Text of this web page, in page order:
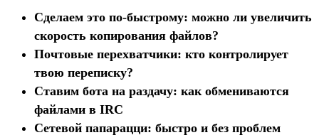
Сделаем это по-быстрому: можно ли увеличить
скорость копирования файлов?
Почтовые перехватчики: кто контролирует
твою переписку?
Ставим бота на раздачу: как обмениваются
файлами в IRC
Сетевой папарацци: быстро и без проблем